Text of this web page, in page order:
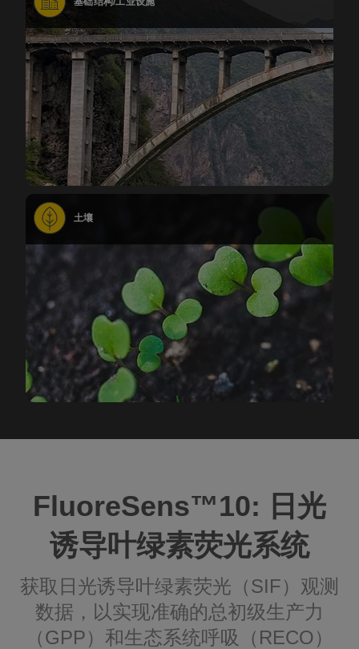
土壤
FluoreSens™️10: 日光
诱导叶绿素荧光系统
获取日光诱导叶绿素荧光（SIF）观测
数据，以实现准确的总初级生产力
（GPP）和生态系统呼吸（RECO）